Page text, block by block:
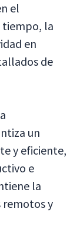
el
la
en
de
un
y eficiente,
e
la
remotos y